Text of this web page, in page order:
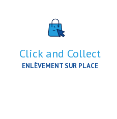
Click and Collect
ENLÈVEMENT SUR PLACE